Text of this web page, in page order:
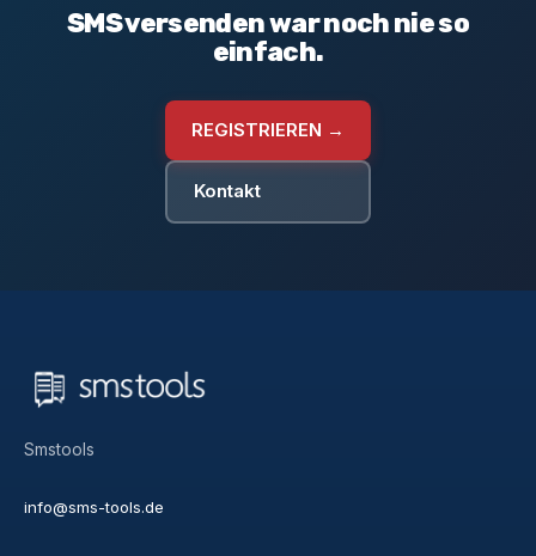
SMS versenden war noch nie so
einfach.
REGISTRIEREN →
Kontakt
Smstools
info@sms-tools.de